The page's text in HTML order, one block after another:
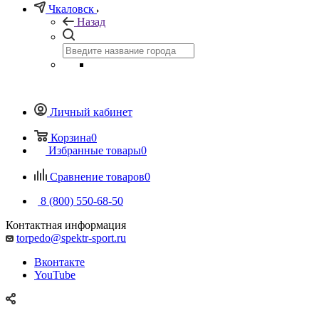
Чкаловск
Назад
Личный кабинет
Корзина0
Избранные товары0
Сравнение товаров0
8 (800) 550-68-50
Контактная информация
torpedo@spektr-sport.ru
Вконтакте
YouTube